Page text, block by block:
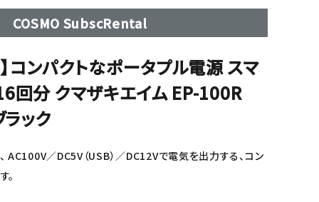
COSMO SubscRental
コンパクトなポータプル電源 スマ
回分 クマザキエイム EP-100R
ック
AC100V／DC5V（USB）／DC12Vで電気を出力する、コン
。